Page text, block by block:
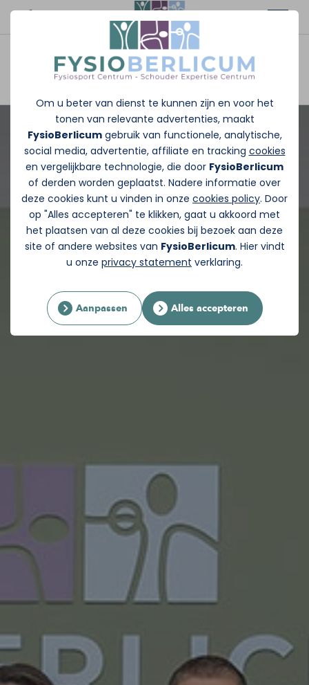
Om u beter van dienst te kunnen zijn en voor het
tonen van relevante advertenties, maakt
FysioBerlicumgebruik van functionele, analytische,
social media, advertentie, affiliate en tracking cookies
en vergelijkbare technologie, die door FysioBerlicum
of derden worden geplaatst. Nadere informatie over
deze cookies kunt u vinden in onze cookies policy. Door
op "Alles accepteren" te klikken, gaat u akkoord met
het plaatsen van al deze cookies bij bezoek aan deze
site of andere websites van FysioBerlicum. Hier vindt
u onze privacy statement verklaring.
Aanpassen Alles accepteren
Afspraak maken